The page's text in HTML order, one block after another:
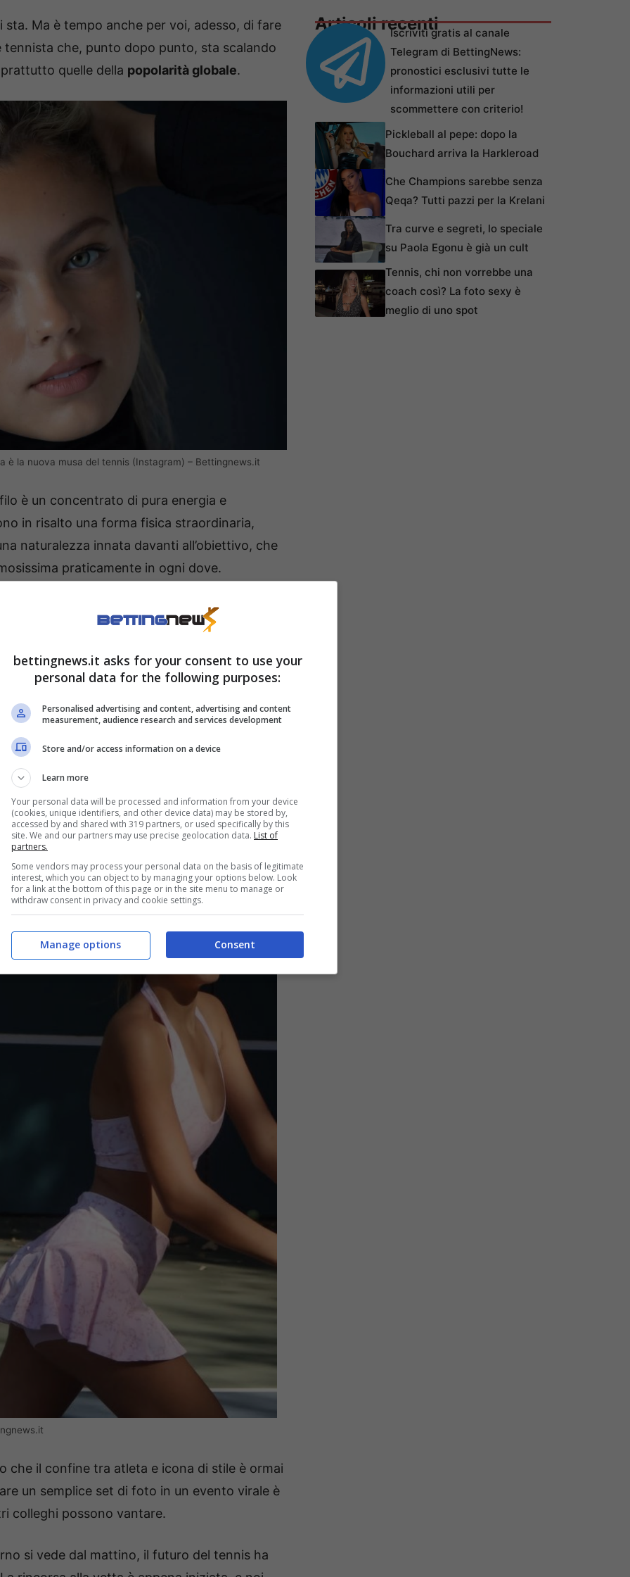
Ma è tempo anche per voi, adesso, di fare
tennista che, punto dopo punto, sta scalando
quelle della popolarità globale.
è la nuova musa del tennis (Instagram) – Bettingnews.it
è un concentrato di pura energia e
in risalto una forma fisica straordinaria,
naturalezza innata davanti all’obiettivo, che
praticamente in ogni dove.
giocando con luci e ombre che
capelli biondi. Che sia ritratta in un
la camera, o in pose più spontanee,
la stessa: ci troviamo davanti a una star
Il contrasto tra la grinta che mette in ogni
scatti è la chiave del suo successo
illegale
sfoggia un kit sportivo davvero molto
fiamme, con tifosi che arrivano da ogni angolo
che il confine tra atleta e icona di stile è ormai
un semplice set di foto in un evento virale è
colleghi possono vantare.
si vede dal mattino, il futuro del tennis ha
Articoli recentiIscriviti gratis al canale
Telegram di BettingNews:
pronostici esclusivi tutte le
informazioni utili per
scommettere con criterio!
Pickleball al pepe: dopo la
Bouchard arriva la Harkleroad
Che Champions sarebbe senza
Qeqa? Tutti pazzi per la Krelani
Tra curve e segreti, lo speciale
su Paola Egonu è già un cult
Tennis, chi non vorrebbe una
coach così? La foto sexy è
meglio di uno spot
bettingnews.it asks for your consent to use your
personal data for the following purposes:
Personalised advertising and content, advertising and content
measurement, audience research and services development
Store and/or access information on a device
Learn more
Your personal data will be processed and information from your device
(cookies, unique identifiers, and other device data) may be stored by,
accessed by and shared with 319 partners, or used specifically by this
site. We and our partners may use precise geolocation data. List of
partners.
Some vendors may process your personal data on the basis of legitimate
interest, which you can object to by managing your options below. Look
for a link at the bottom of this page or in the site menu to manage or
withdraw consent in privacy and cookie settings.
Consent
Manage options